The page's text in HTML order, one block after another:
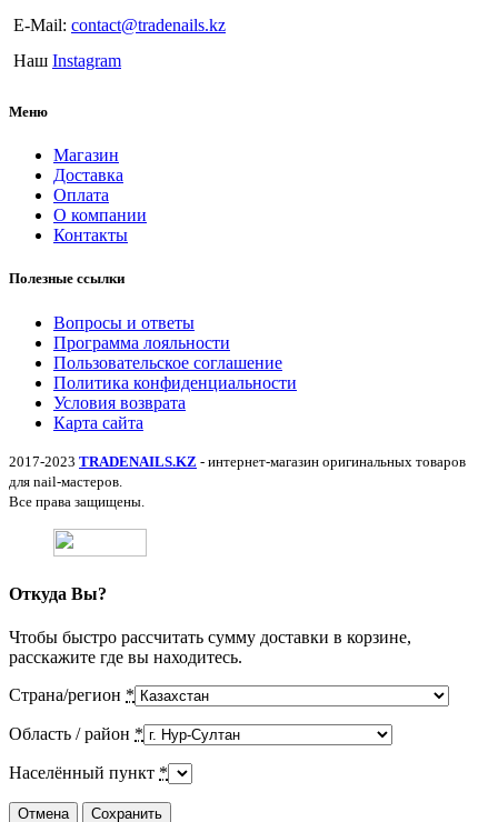
E-Mail: contact@tradenails.kz
Наш Instagram
Меню
Магазин
Доставка
Оплата
О компании
Контакты
Полезные ссылки
Вопросы и ответы
Программа лояльности
Пользовательское соглашение
Политика конфиденциальности
Условия возврата
Карта сайта
2017-2023 TRADENAILS.KZ - интернет-магазин оригинальных товаров
для nail-мастеров.
Все права защищены.
Откуда Вы?
Чтобы быстро рассчитать сумму доставки в корзине,
расскажите где вы находитесь.
Страна/регион *
Область / район *
Населённый пункт *
Отмена Сохранить